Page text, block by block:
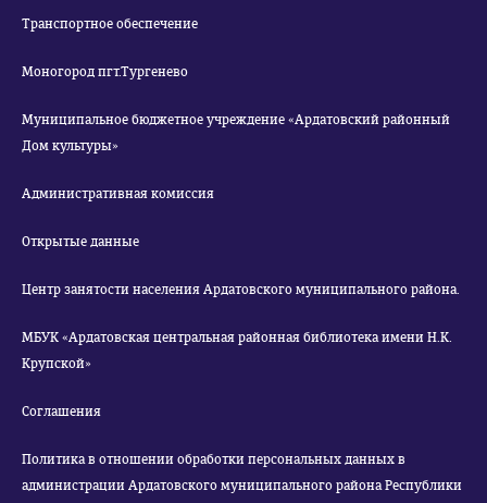
Транспортное обеспечение
Моногород пгт.Тургенево
Муниципальное бюджетное учреждение «Ардатовский районный
Дом культуры»
Административная комиссия
Открытые данные
Центр занятости населения Ардатовского муниципального района.
МБУК «Ардатовская центральная районная библиотека имени Н.К.
Крупской»
Соглашения
Политика в отношении обработки персональных данных в
администрации Ардатовского муниципального района Республики